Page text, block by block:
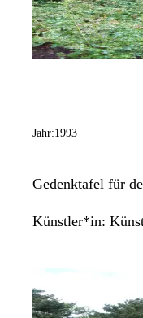
Jahr:1993
Gedenktafel für
Künstler*in: